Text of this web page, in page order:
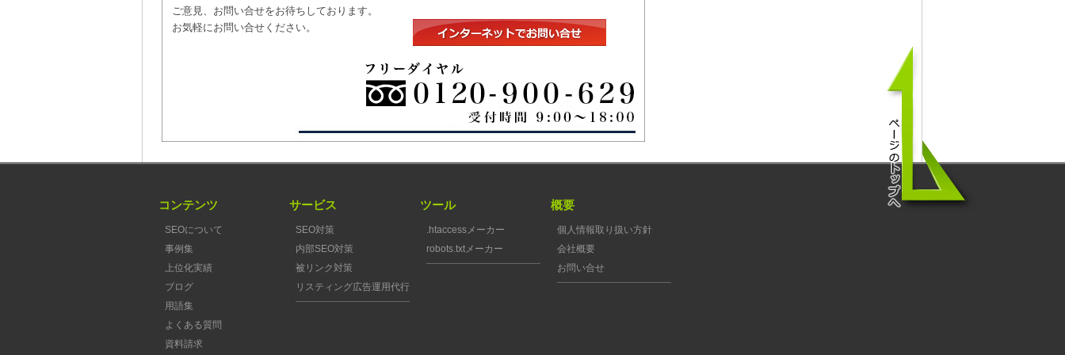
ご意見、お問い合せをお待ちしております。
お気軽にお問い合せください。
コンテンツ
SEOについて
事例集
上位化実績
ブログ
用語集
よくある質問
資料請求
サービス
SEO対策
内部SEO対策
被リンク対策
リスティング広告運用代行
ツール
.htaccessメーカー
robots.txtメーカー
概要
個人情報取り扱い方針
会社概要
お問い合せ